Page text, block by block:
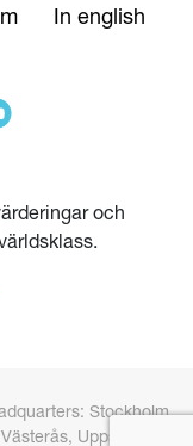
In english
och
Stockholm,
Uppsala och